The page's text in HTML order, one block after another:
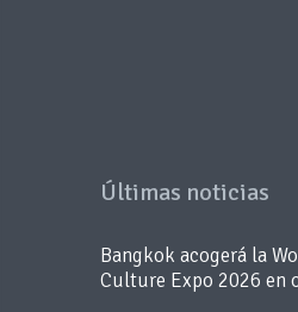
Últimas noticias
Bangkok acogerá la
Culture Expo 2026 en